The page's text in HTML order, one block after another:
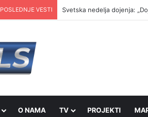
POSLEDNJE VESTI Svetska nedelja dojenja:
O NAMA TV PROJEKTI